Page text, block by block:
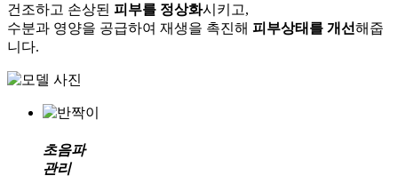
건조하고 손상된 피부를 정상화시키고,
수분과 영양을 공급하여 재생을 촉진해 피부상태를 개선해줍
니다.
초음파
관리